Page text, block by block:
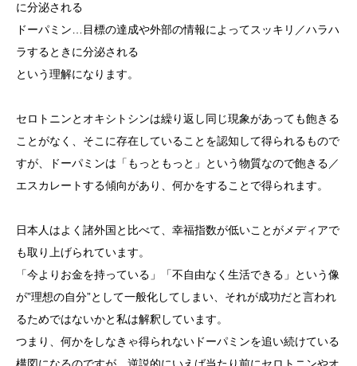
に分泌される
ドーパミン…目標の達成や外部の情報によってスッキリ／ハラハ
ラするときに分泌される
という理解になります。
セロトニンとオキシトシンは繰り返し同じ現象があっても飽きる
ことがなく、そこに存在していることを認知して得られるもので
すが、ドーパミンは「もっともっと」という物質なので飽きる／
エスカレートする傾向があり、何かをすることで得られます。
日本人はよく諸外国と比べて、幸福指数が低いことがメディアで
も取り上げられています。
「今よりお金を持っている」「不自由なく生活できる」という像
が”理想の自分”として一般化してしまい、それが成功だと言われ
るためではないかと私は解釈しています。
つまり、何かをしなきゃ得られないドーパミンを追い続けている